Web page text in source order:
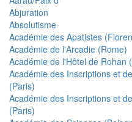
Abjuration
Absolutisme
Académie des Apatistes
Académie de l'Arcadie (Rome)
Académie de l'Hôtel de Rohan
Académie des Inscriptions et
(Paris)
Académie des Inscriptions et
(Paris)